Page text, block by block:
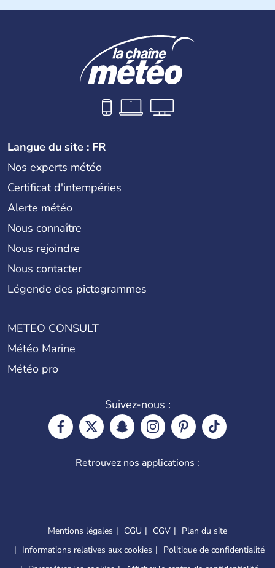
La civilisation chinoise est l'une des plus anciennes et son
dynasties. La dynastie Qing a été la dernière à régner
jusqu'aux guerres de l'opium lorsque la Chine s'est
constituée comme nation et a retrouvé son indépendance
en 1945. Illustre pays en matière d'inventions avant-
gardistes, la Chine a été la première utilisatrice du papier,
de l'imprimerie à caractères mobiles, de la boussole et de
Langue du site : FR
Nos experts météo
Certificat d'intempéries
Alerte météo
Nous connaître
Nous rejoindre
Nous contacter
Légende des pictogrammes
METEO CONSULT
Météo Marine
Météo pro
Suivez-nous :
Retrouvez nos applications :
Mentions légales CGU CGV
Plan du site
Informations relatives aux cookies
Politique de confidentialité